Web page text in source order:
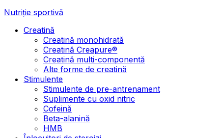
Nutriție sportivă
Creatină
Creatină monohidrată
Creatină Creapure®
Creatină multi-componentă
Alte forme de creatină
Stimulente
Stimulente de pre-antrenament
Suplimente cu oxid nitric
Cofeină
Beta-alanină
HMB